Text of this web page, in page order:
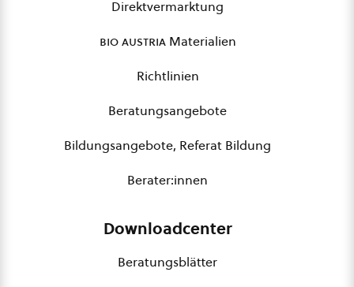
Direktvermarktung
bio austriaMaterialien
Richtlinien
Beratungsangebote
Bildungsangebote, Referat Bildung
Berater:innen
Downloadcenter
Beratungsblätter